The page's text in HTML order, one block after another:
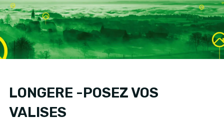
LONGERE -POSEZ VOS
VALISES